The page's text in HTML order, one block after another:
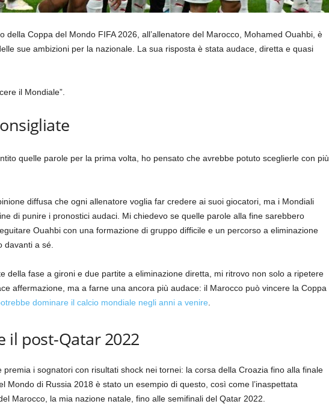
della Coppa del Mondo FIFA 2026, all’allenatore del Marocco, Mohamed Ouahbi, è
sue ambizioni per la nazionale. La sua risposta è stata audace, diretta e quasi
il Mondiale”.
quelle parole per la prima volta, ho pensato che avrebbe potuto sceglierle con più
diffusa che ogni allenatore voglia far credere ai suoi giocatori, ma i Mondiali
di punire i pronostici audaci. Mi chiedevo se quelle parole alla fine sarebbero
Ouahbi con una formazione di gruppo difficile e un percorso a eliminazione
davanti a sé.
della fase a gironi e due partite a eliminazione diretta, mi ritrovo non solo a ripetere
affermazione, ma a farne una ancora più audace: il Marocco può vincere la Coppa
dominare il calcio mondiale negli anni a venire
il post-Qatar 2022
premia i sognatori con risultati shock nei tornei: la corsa della Croazia fino alla finale
Mondo di Russia 2018 è stato un esempio di questo, così come l’inaspettata
Marocco, la mia nazione natale, fino alle semifinali del Qatar 2022.